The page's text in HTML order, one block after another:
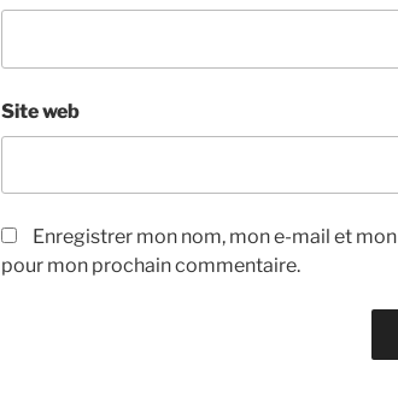
Site web
Enregistrer mon nom, mon e-mail et
pour mon prochain commentaire.